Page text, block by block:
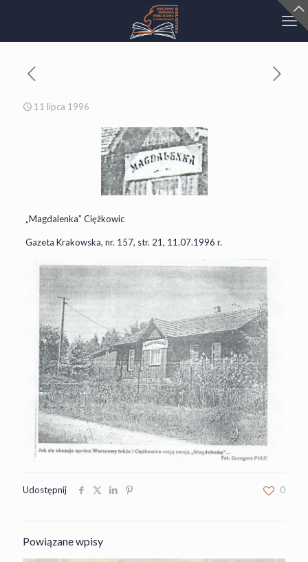
11 lipca 1996
„Magdalenka” Ciężkowic
Gazeta Krakowska, nr. 157, str. 21, 11.07.1996 r.
Udostępnij 0
Powiązane wpisy